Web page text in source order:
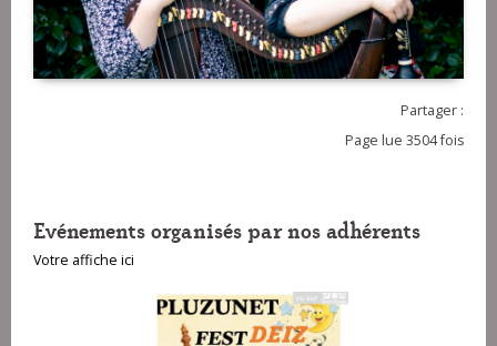
Partager :
Page lue 3504 fois
Evénements organisés par nos adhérents
Votre affiche ici